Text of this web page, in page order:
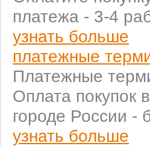
платежа - 3-4
узнать больше
платежные
Платежные
Оплата покупок
городе России -
узнать больше